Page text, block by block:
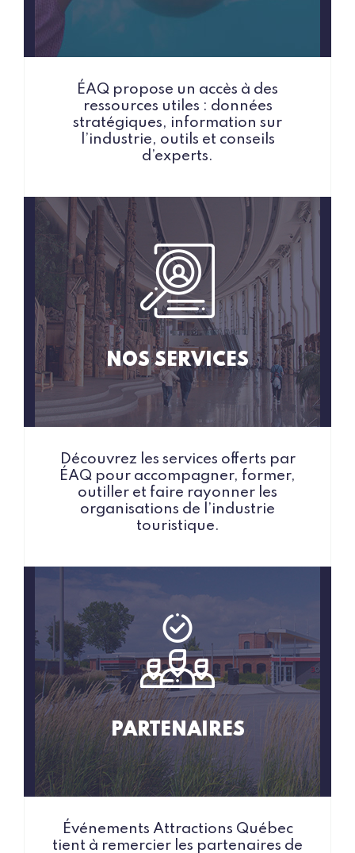
ÉAQ propose un accès à des
ressources utiles : données
stratégiques, information sur
l’industrie, outils et conseils
d’experts.
NOS SERVICES
Découvrez les services offerts par
ÉAQ pour accompagner, former,
outiller et faire rayonner les
organisations de l’industrie
touristique.
PARTENAIRES
Événements Attractions Québec
tient à remercier les partenaires de